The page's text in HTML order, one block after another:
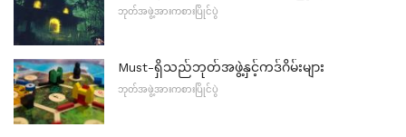
ဘုတ်အဖွဲ့အားကစားပြိုင်ပွဲ
Must-ရှိသည်ဘုတ်အဖွဲ့နှင့်ကဒ်ဂိမ်းများ
ဘုတ်အဖွဲ့အားကစားပြိုင်ပွဲ